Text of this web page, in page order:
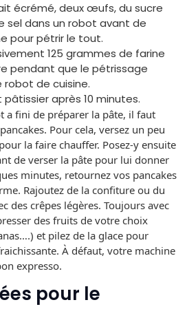
écrémé, deux œufs, du sucre
sel dans un robot avant de
pour pétrir le tout.
125 grammes de farine
pendant que le pétrissage
robot de cuisine.
après 10 minutes.
a fini de préparer la pâte, il faut
Pour cela, versez un peu
la faire chauffer. Posez-y ensuite
de verser la pâte pour lui donner
minutes, retournez vos pancakes
Rajoutez de la confiture ou du
des crêpes légères. Toujours avec
des fruits de votre choix
et pilez de la glace pour
À défaut, votre machine
expresso.
pour le